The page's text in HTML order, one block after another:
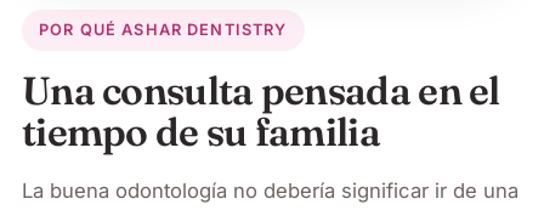
POR QUÉ ASHAR DENTISTRY
Una consulta pensada en el
tiempo de su familia
La buena odontología no debería significar ir de una